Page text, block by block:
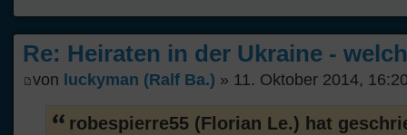
Re: Heiraten in der Ukraine -
von luckyman (Ralf Ba.) » 11. Oktober 2014,
robespierre55 (Florian Le.) hat